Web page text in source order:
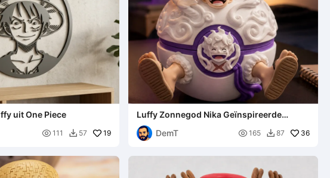
uit One Piece
 111  57 19
Luffy Zonnegod Nika Geïnspireerde
Pokéball
DemT
 165  87 36